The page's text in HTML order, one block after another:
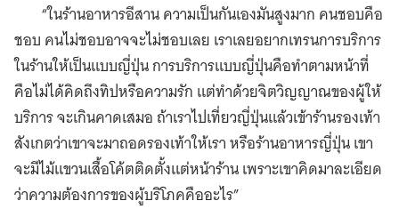
“ในร้านอาหารอีสาน ความเป็นกันเองมันสูงมาก คนชอบคือ
ชอบ คนไม่ชอบอาจจะไม่ชอบเลย เราเลยอยากเทรนการบริการ
ในร้านให้เป็นแบบญี่ปุ่น การบริการแบบญี่ปุ่นคือทำตามหน้าที่
คือไม่ได้คิดถึงทิปหรือความรัก แต่ทำด้วยจิตวิญญาณของผู้ให้
บริการ จะเกินคาดเสมอ ถ้าเราไปเที่ยวญี่ปุ่นแล้วเข้าร้านรองเท้า
สังเกตว่าเขาจะมาถอดรองเท้าให้เรา หรือร้านอาหารญี่ปุ่น เขา
จะมีไม้แขวนเสื้อโค้ตติดตั้งแต่หน้าร้าน เพราะเขาคิดมาละเอียด
ว่าความต้องการของผู้บริโภคคืออะไร”